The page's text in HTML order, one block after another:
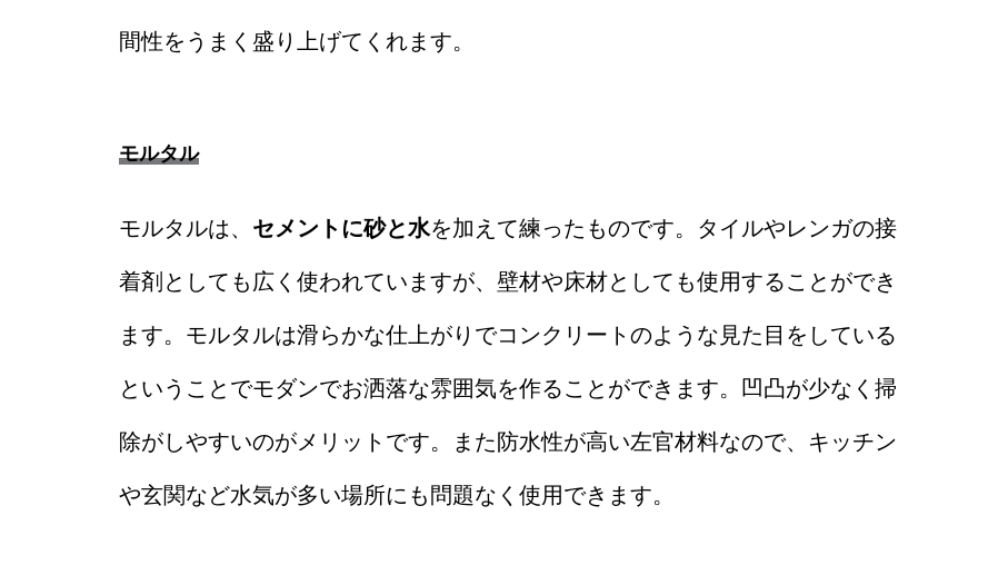
間性をうまく盛り上げてくれます。
モルタル
モルタルは、 セメントに砂と水を加えて練ったものです。タイルやレンガの接
着剤としても広く使われていますが、壁材や床材としても使用することができ
ます。モルタルは滑らかな仕上がりでコンクリートのような見た目をしている
ということでモダンでお洒落な雰囲気を作ることができます。凹凸が少なく掃
除がしやすいのがメリットです。また防水性が高い左官材料なので、キッチン
や玄関など水気が多い場所にも問題なく使用できます。